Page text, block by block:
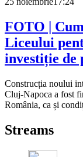
FOTO |
Liceului
investiție de
Construcția noului
Cluj-Napoca a fost
România, ca și
Streams